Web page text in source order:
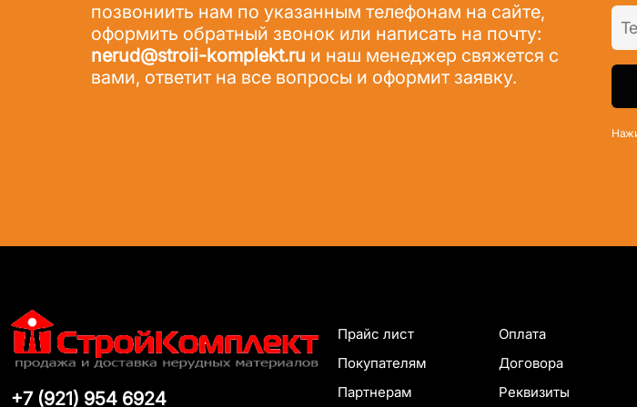
позвониить нам по указанным телефонам на сайте,
оформить обратный звонок или написать на почту:
nerud@stroii-komplekt.ru и наш менеджер свяжется с
вами, ответит на все вопросы и оформит заявку.
+7 (921) 954 6924
Прайс лист Оплата
Покупателям
Договора
Партнерам
Реквизиты